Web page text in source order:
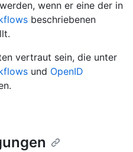
wenn er eine der in
beschriebenen
vertraut sein, die unter
und OpenID